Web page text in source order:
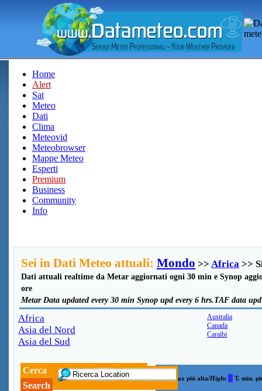
Home
Alert
Sat
Meteo
Dati
Clima
Meteovid
Meteobrowser
Mappe Meteo
Esperti
Premium
Business
Community
Info
Sei in Dati Meteo attuali: Mondo >> Africa >>
Dati attuali realtime da Metar aggiornati ogni 30 min e Synop
ore
Metar Data updated every 30 min Synop upd every 6 hrs.TAF data
Africa
Asia del Nord
Asia del Sud
Australia
Canada
Caraibi
Cerca
Search
T. max più alta/Highs T. min.